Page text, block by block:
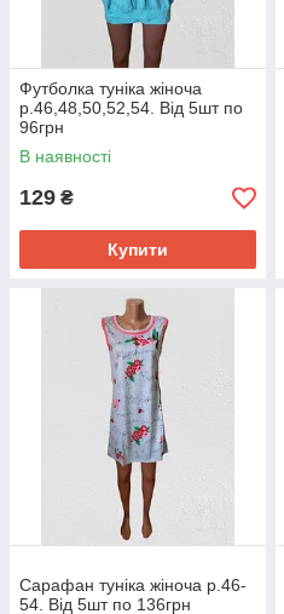
Футболка туніка жіноча
р.46,48,50,52,54. Від 5шт по
96грн
В наявності
129 ₴
Купити
Сарафан туніка жіноча р.46-
54. Від 5шт по 136грн